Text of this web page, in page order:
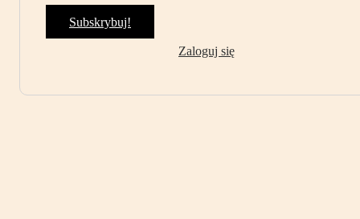
Subskrybuj!
Zaloguj się